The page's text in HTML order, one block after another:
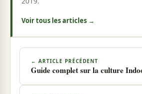
Voir tous les articles →
← ARTICLE PRÉCÉDENT
Guide complet sur la culture